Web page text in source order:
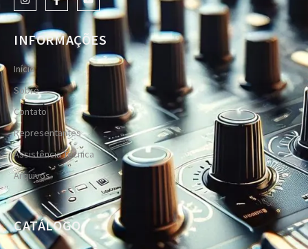
INFORMAÇÕES
Início
Sobre
Contato
Representantes
Assistência Técnica
Arquivos
CATÁLOGO